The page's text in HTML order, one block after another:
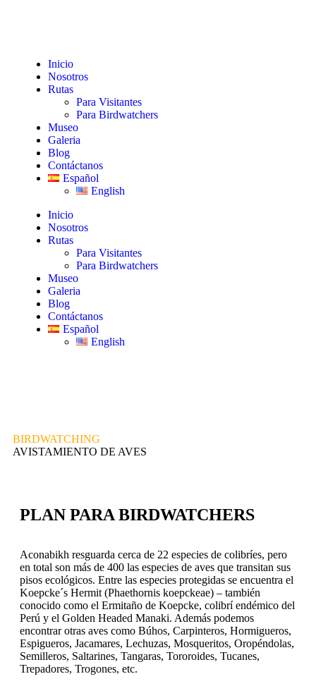
Inicio
Nosotros
Rutas
Para Visitantes
Para Birdwatchers
Museo
Galeria
Blog
Contáctanos
Español
English
Inicio
Nosotros
Rutas
Para Visitantes
Para Birdwatchers
Museo
Galeria
Blog
Contáctanos
Español
English
BIRDWATCHING
AVISTAMIENTO DE AVES
PLAN PARA BIRDWATCHERS
Aconabikh resguarda cerca de 22 especies de colibríes, pero
en total son más de 400 las especies de aves que transitan sus
pisos ecológicos. Entre las especies protegidas se encuentra el
Koepcke´s Hermit (Phaethornis koepckeae) – también
conocido como el Ermitaño de Koepcke, colibrí endémico del
Perú y el Golden Headed Manaki. Además podemos
encontrar otras aves como Búhos, Carpinteros, Hormigueros,
Espigueros, Jacamares, Lechuzas, Mosqueritos, Oropéndolas,
Semilleros, Saltarines, Tangaras, Tororoides, Tucanes,
Trepadores, Trogones, etc.